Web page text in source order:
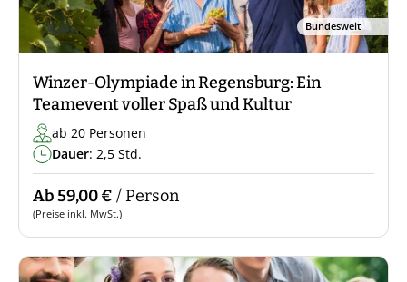
Bundesweit
Winzer-Olympiade in Regensburg: Ein
Teamevent voller Spaß und Kultur
ab 20 Personen
Dauer: 2,5 Std.
Ab 59,00 € / Person
(Preise inkl. MwSt.)